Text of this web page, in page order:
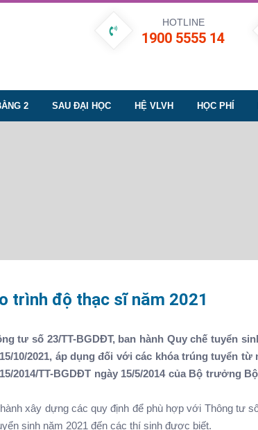
HOTLINE
1900 5555 14
2 SAU ĐẠI HỌC HỆ VLVH HỌC PHÍ
trình độ thạc sĩ năm 2021
tư số 23/TT-BGDĐT, ban hành Quy chế tuyển
10/2021, áp dụng đối với các khóa trúng tuyển từ
2014/TT-BGDĐT ngày 15/5/2014 của Bộ trưởng
xây dựng các quy định để phù hợp với Thông tư
sinh năm 2021 đến các thí sinh được biết.